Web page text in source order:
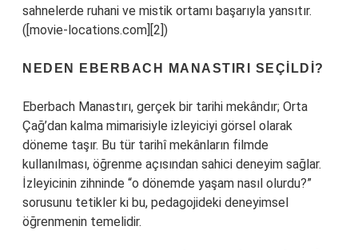
sahnelerde ruhani ve mistik ortamı başarıyla yansıtır.
([movie-locations.com][2])
NEDEN EBERBACH MANASTIRI SEÇILDI?
Eberbach Manastırı, gerçek bir tarihi mekândır; Orta
Çağ’dan kalma mimarisiyle izleyiciyi görsel olarak
döneme taşır. Bu tür tarihî mekânların filmde
kullanılması, öğrenme açısından sahici deneyim sağlar.
İzleyicinin zihninde “o dönemde yaşam nasıl olurdu?”
sorusunu tetikler ki bu, pedagojideki deneyimsel
öğrenmenin temelidir.